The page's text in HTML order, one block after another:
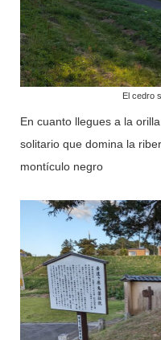
El cedro
En cuanto llegues a la
solitario que domina la
montículo negro